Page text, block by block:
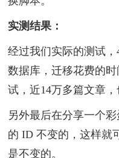
实测结果：
经过我们实际的测试
数据库，迁移花费的
试，近14万多篇文章，
另外最后在分享一个
的 ID 不变的，这样就
是不变的。